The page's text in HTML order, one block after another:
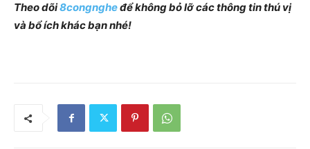
Theo dõi8congngheđể không bỏ lỡ các thông tin thú vị
và bổ ích khác bạn nhé!